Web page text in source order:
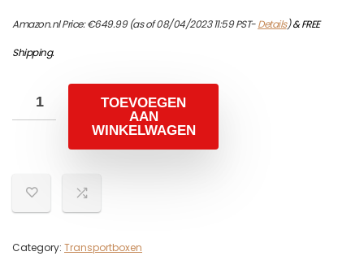
Amazon.nl Price:€649.99(as of 08/04/2023 11:59 PST-Details)&FREE
Shipping.
TOEVOEGEN
AAN
WINKELWAGEN
Category: Transportboxen